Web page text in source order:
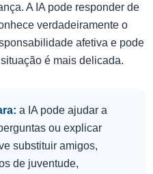
A IA pode responder de
verdadeiramente o
afetiva e pode
é mais delicada.
a IA pode ajudar a
ou explicar
substituir amigos,
de juventude,